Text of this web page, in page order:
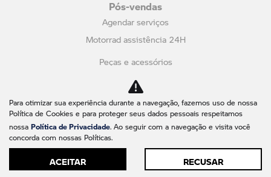
Agendar serviços
Motorrad assistência 24H
Peças e acessórios
Recall
Fale conosco
Quem somos
Contato
Trabalhe conosco
Para otimizar sua experiência durante a navegação, fazemos uso de nossa
Política de Cookies e para proteger seus dados pessoais respeitamos
nossa Política de Privacidade. Ao seguir com a navegação e visita você
concorda com nossas Políticas.
ACEITAR RECUSAR